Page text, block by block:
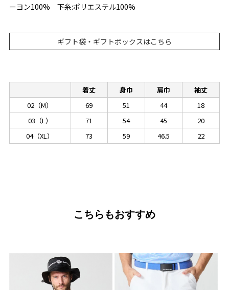
ーヨン100% 下糸:ポリエステル100%
ギフト袋・ギフトボックスはこちら
着丈 身巾 肩巾
袖丈
02（M）
69 51 44
18
03（L）
71 54 45
20
04（XL）
73 59 46.5 22
こちらもおすすめ